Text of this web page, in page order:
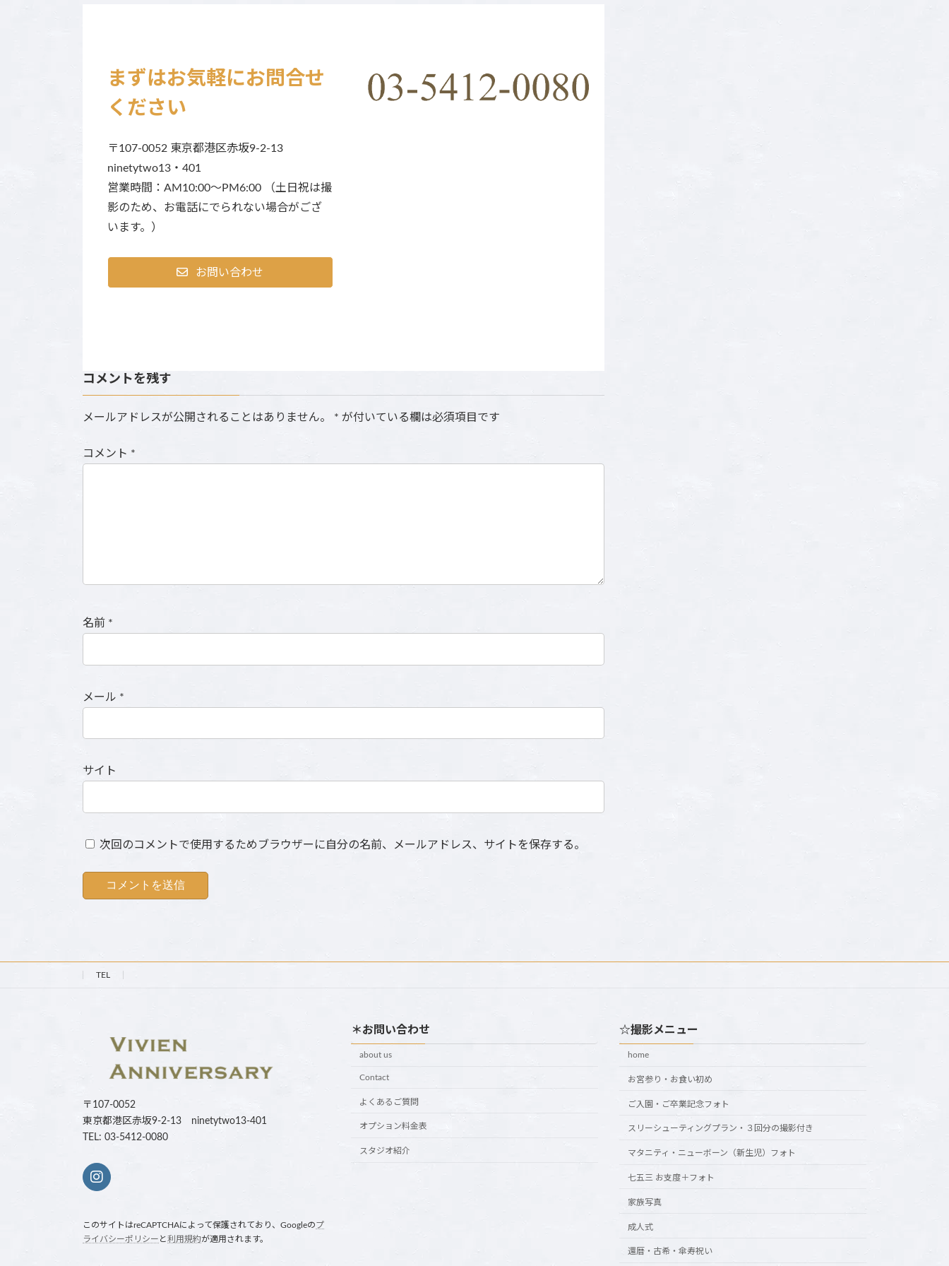
まずはお気軽にお問合せ
ください
〒107-0052 東京都港区赤坂9-2-13
ninetytwo13・401
営業時間：AM10:00～PM6:00 （土日祝は撮
影のため、お電話にでられない場合がござ
います。）
お問い合わせ
コメントを残す
メールアドレスが公開されることはありません。 * が付いている欄は必須項目です
コメント *
名前 *
メール *
サイト
次回のコメントで使用するためブラウザーに自分の名前、メールアドレス、サイトを保存する。
TEL
〒107-0052
東京都港区赤坂9-2-13 ninetytwo13-401
TEL: 03-5412-0080
このサイトはreCAPTCHAによって保護されており、Googleのプ
ライバシーポリシー と利用規約が適用されます。
＊お問い合わせ
about us
Contact
よくあるご質問
オプション料金表
スタジオ紹介
☆撮影メニュー
home
お宮参り・お食い初め
ご入園・ご卒業記念フォト
スリーシューティングプラン・３回分の撮影付き
マタニティ・ニューボーン（新生児）フォト
七五三 お支度＋フォト
家族写真
成人式
還暦・古希・傘寿祝い